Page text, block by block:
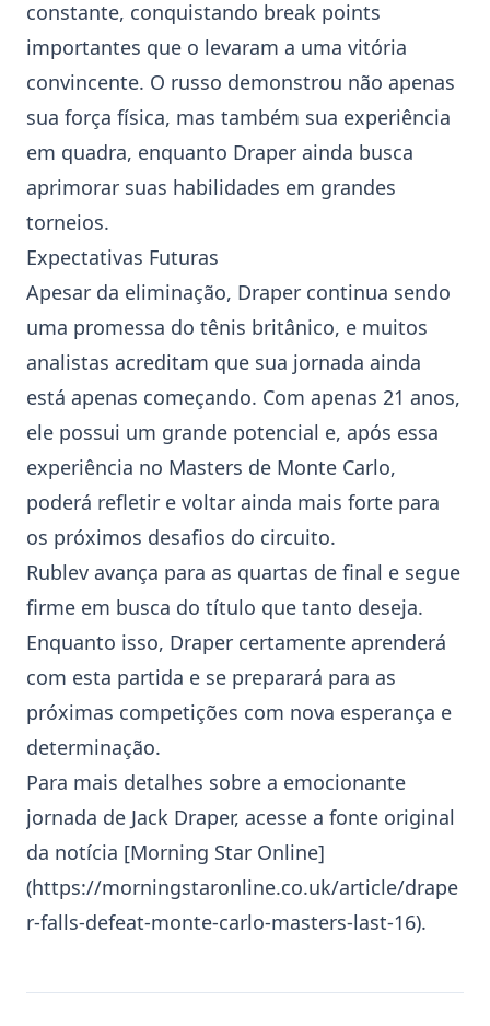
constante, conquistando break points
importantes que o levaram a uma vitória
convincente. O russo demonstrou não apenas
sua força física, mas também sua experiência
em quadra, enquanto Draper ainda busca
aprimorar suas habilidades em grandes
torneios.
Expectativas Futuras
Apesar da eliminação, Draper continua sendo
uma promessa do tênis britânico, e muitos
analistas acreditam que sua jornada ainda
está apenas começando. Com apenas 21 anos,
ele possui um grande potencial e, após essa
experiência no Masters de Monte Carlo,
poderá refletir e voltar ainda mais forte para
os próximos desafios do circuito.
Rublev avança para as quartas de final e segue
firme em busca do título que tanto deseja.
Enquanto isso, Draper certamente aprenderá
com esta partida e se preparará para as
próximas competições com nova esperança e
determinação.
Para mais detalhes sobre a emocionante
jornada de Jack Draper, acesse a fonte original
da notícia [Morning Star Online]
(https://morningstaronline.co.uk/article/drape
r-falls-defeat-monte-carlo-masters-last-16).